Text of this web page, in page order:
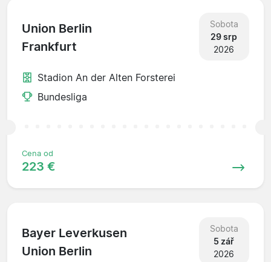
Union Berlin
Frankfurt
Sobota
29 srp
2026
Stadion An der Alten Forsterei
Bundesliga
Cena od
223 €
Bayer Leverkusen
Union Berlin
Sobota
5 zář
2026